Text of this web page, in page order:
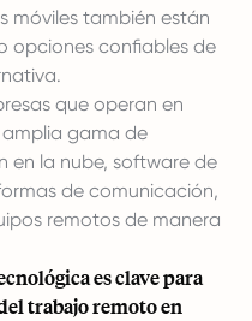
móviles también están
opciones confiables de
que operan en
gama de
en la nube, software de
de comunicación,
remotos de manera
es clave para
trabajo remoto en